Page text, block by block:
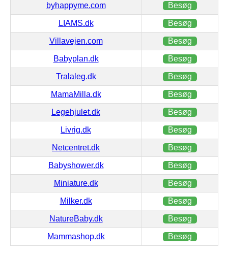
byhappyme.com Besøg
LIAMS.dk Besøg
Villavejen.com Besøg
Babyplan.dk Besøg
Tralaleg.dk Besøg
MamaMilla.dk Besøg
Legehjulet.dk Besøg
Livrig.dk Besøg
Netcentret.dk Besøg
Babyshower.dk Besøg
Miniature.dk Besøg
Milker.dk Besøg
NatureBaby.dk Besøg
Mammashop.dk Besøg